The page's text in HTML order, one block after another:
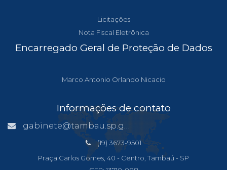
Licitações
Nota Fiscal Eletrônica
Encarregado Geral de Proteção de Dados
Marco Antonio Orlando Nicacio
Informações de contato
gabinete@tambau.sp.gov.br
(19) 3673-9501
Praça Carlos Gomes, 40 - Centro, Tambaú - SP